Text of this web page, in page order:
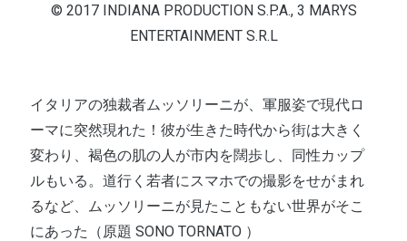
© 2017 INDIANA PRODUCTION S.P.A., 3 MARYS
ENTERTAINMENT S.R.L
イタリアの独裁者ムッソリーニが、軍服姿で現代ロ
ーマに突然現れた！彼が生きた時代から街は大きく
変わり、褐色の肌の人が市内を闊歩し、同性カップ
ルもいる。道行く若者にスマホでの撮影をせがまれ
るなど、ムッソリーニが見たこともない世界がそこ
にあった（原題 SONO TORNATO ）